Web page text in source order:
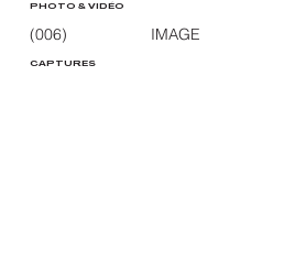
PHOTO & VIDÉO
(006) IMAGE
CAPTURES